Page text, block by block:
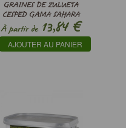
GRAINES DE ZULUETA
CESPED GAMA SAHARA
À partir de13,84€
AJOUTER AU PANIER